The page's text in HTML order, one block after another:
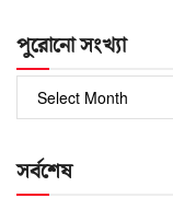
পুরোনো সংখ্যা
সংখ্যা
সর্বশেষ